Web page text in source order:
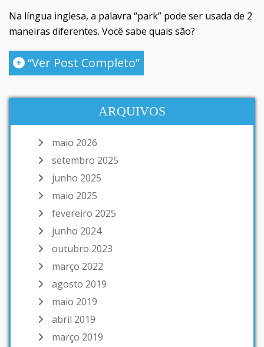
Na língua inglesa, a palavra “park” pode ser usada de 2
maneiras diferentes. Você sabe quais são?
“Ver Post Completo”
ARQUIVOS
maio 2026
setembro 2025
junho 2025
maio 2025
fevereiro 2025
junho 2024
outubro 2023
março 2022
agosto 2019
maio 2019
abril 2019
março 2019